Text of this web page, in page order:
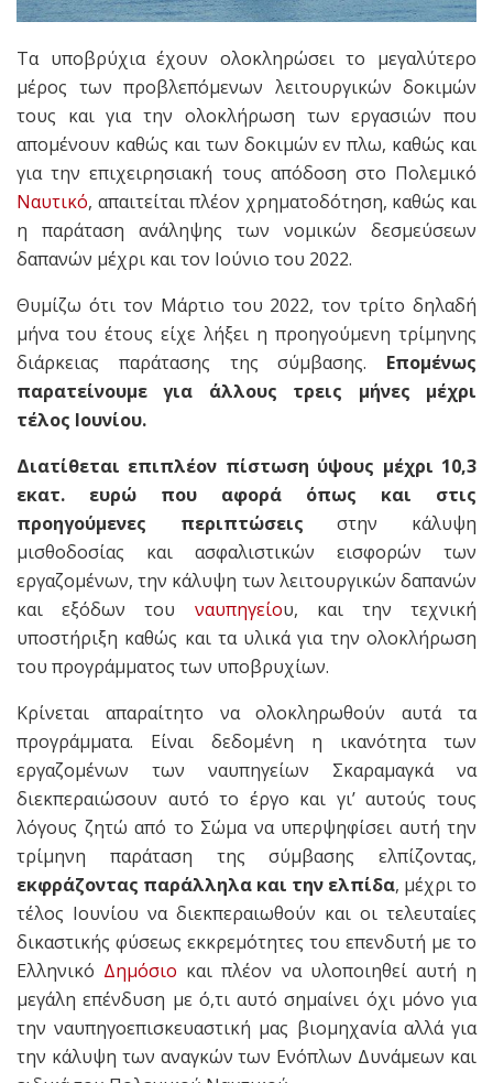
Τα υποβρύχια έχουν ολοκληρώσει το μεγαλύτερο
μέρος των προβλεπόμενων λειτουργικών δοκιμών
τους και για την ολοκλήρωση των εργασιών που
απομένουν καθώς και των δοκιμών εν πλω, καθώς και
για την επιχειρησιακή τους απόδοση στο Πολεμικό
Ναυτικό, απαιτείται πλέον χρηματοδότηση, καθώς και
η παράταση ανάληψης των νομικών δεσμεύσεων
δαπανών μέχρι και τον Ιούνιο του 2022.
Θυμίζω ότι τον Μάρτιο του 2022, τον τρίτο δηλαδή
μήνα του έτους είχε λήξει η προηγούμενη τρίμηνης
διάρκειας παράτασης της σύμβασης. Επομένως
παρατείνουμε για άλλους τρεις μήνες μέχρι
τέλος Ιουνίου.
Διατίθεται επιπλέον πίστωση ύψους μέχρι 10,3
εκατ. ευρώ που αφορά όπως και στις
προηγούμενες περιπτώσεις στην κάλυψη
μισθοδοσίας και ασφαλιστικών εισφορών των
εργαζομένων, την κάλυψη των λειτουργικών δαπανών
και εξόδων του ναυπηγείου, και την τεχνική
υποστήριξη καθώς και τα υλικά για την ολοκλήρωση
του προγράμματος των υποβρυχίων.
Κρίνεται απαραίτητο να ολοκληρωθούν αυτά τα
προγράμματα. Είναι δεδομένη η ικανότητα των
εργαζομένων των ναυπηγείων Σκαραμαγκά να
διεκπεραιώσουν αυτό το έργο και γι’ αυτούς τους
λόγους ζητώ από το Σώμα να υπερψηφίσει αυτή την
τρίμηνη παράταση της σύμβασης ελπίζοντας,
εκφράζοντας παράλληλα και την ελπίδα, μέχρι το
τέλος Ιουνίου να διεκπεραιωθούν και οι τελευταίες
δικαστικής φύσεως εκκρεμότητες του επενδυτή με το
Ελληνικό Δημόσιο και πλέον να υλοποιηθεί αυτή η
μεγάλη επένδυση με ό,τι αυτό σημαίνει όχι μόνο για
την ναυπηγοεπισκευαστική μας βιομηχανία αλλά για
την κάλυψη των αναγκών των Ενόπλων Δυνάμεων και